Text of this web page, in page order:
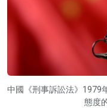
中國《刑事訴訟法》1979
態度